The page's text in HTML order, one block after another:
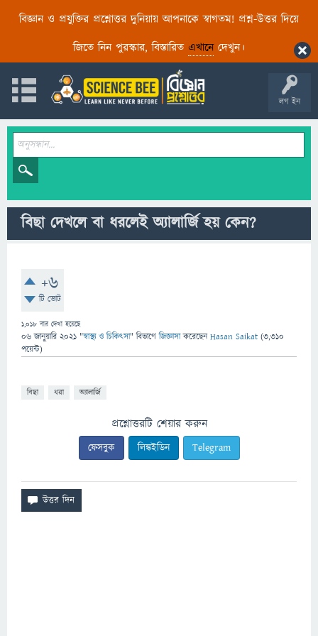
বিজ্ঞান ও প্রযুক্তির প্রশ্নোত্তর দুনিয়ায় আপনাকে স্বাগতম! প্রশ্ন-উত্তর দিয়ে
জিতে নিন পুরস্কার, বিস্তারিত এখানেদেখুন।
লগ ইন
বিছা দেখলে বা ধরলেই অ্যালার্জি হয় কেন?
+6
টি ভোট
1,018 বার দেখা হয়েছে
06 জানুয়ারি 2021 "স্বাস্থ্য ও চিকিৎসা" বিভাগে জিজ্ঞাসাকরেছেনHasan Saikat (3,310
পয়েন্ট)
বিছা ধরা অ্যালার্জি
প্রশ্নোত্তরটি শেয়ার করুন
ফেসবুক লিঙ্কইডিন Telegram